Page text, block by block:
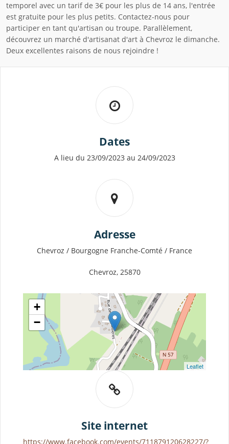
temporel avec un tarif de 3€ pour les plus de 14 ans, l'entrée
est gratuite pour les plus petits. Contactez-nous pour
participer en tant qu'artisan ou troupe. Parallèlement,
découvrez un marché d'artisanat d'art à Chevroz le dimanche.
Deux excellentes raisons de nous rejoindre !
Dates
A lieu du 23/09/2023 au 24/09/2023
Adresse
Chevroz / Bourgogne Franche-Comté / France
Chevroz, 25870
+
−
Leaflet
Site internet
https://www.facebook.com/events/711879120628227/?